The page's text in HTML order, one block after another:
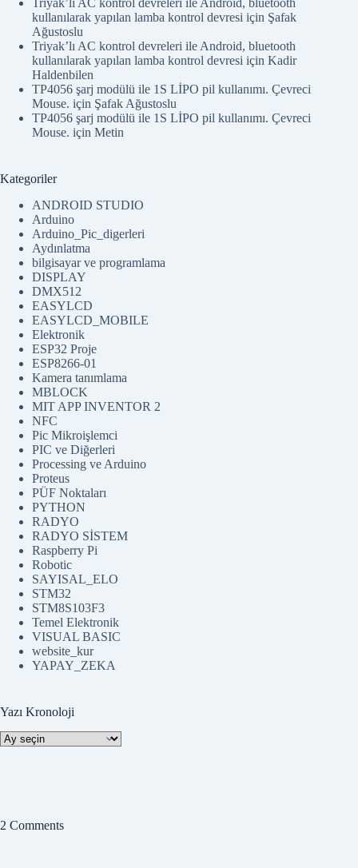
Triyak’lı AC kontrol devreleri ile Android, bluetooth
kullanılarak yapılan lamba kontrol devresi için Şafak
Ağustoslu
Triyak’lı AC kontrol devreleri ile Android, bluetooth
kullanılarak yapılan lamba kontrol devresi için Kadir
Haldenbilen
TP4056 şarj modülü ile 1S LİPO pil kullanımı. Çevreci
Mouse. için Şafak Ağustoslu
TP4056 şarj modülü ile 1S LİPO pil kullanımı. Çevreci
Mouse. için Metin
Kategoriler
ANDROID STUDIO
Arduino
Arduino_Pic_digerleri
Aydınlatma
bilgisayar ve programlama
DISPLAY
DMX512
EASYLCD
EASYLCD_MOBILE
Elektronik
ESP32 Proje
ESP8266-01
Kamera tanımlama
MBLOCK
MIT APP INVENTOR 2
NFC
Pic Mikroişlemci
PIC ve Diğerleri
Processing ve Arduino
Proteus
PÜF Noktaları
PYTHON
RADYO
RADYO SİSTEM
Raspberry Pi
Robotic
SAYISAL_ELO
STM32
STM8S103F3
Temel Elektronik
VISUAL BASIC
website_kur
YAPAY_ZEKA
Yazı Kronoloji
Yazı
Kronoloji
2 Comments